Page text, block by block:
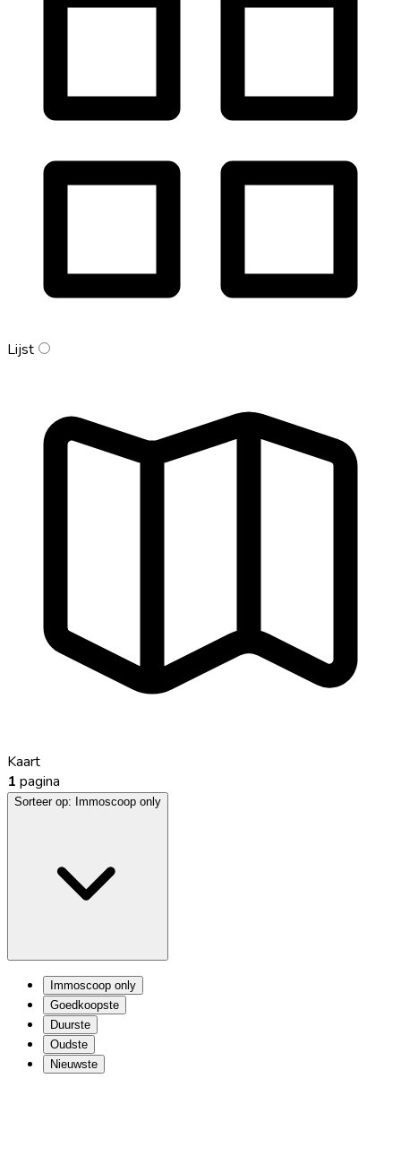
Lijst
Kaart
1 pagina
Sorteer op: Immoscoop only
Immoscoop only
Goedkoopste
Duurste
Oudste
Nieuwste